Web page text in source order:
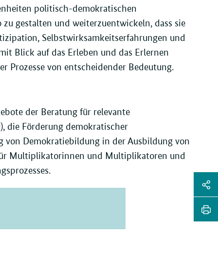
politisch-demokratischen
gestalten und weiterzuentwickeln, dass sie
Selbstwirksamkeitserfahrungen und
Blick auf das Erleben und das Erlernen
Prozesse von entscheidender Bedeutung.
der Beratung für relevante
die Förderung demokratischer
von Demokratiebildung in der Ausbildung von
Multiplikatorinnen und Multiplikatoren und